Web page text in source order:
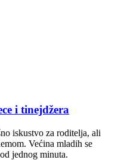
i tinejdžera
iskustvo za roditelja, ali
Većina mladih se
jednog minuta.